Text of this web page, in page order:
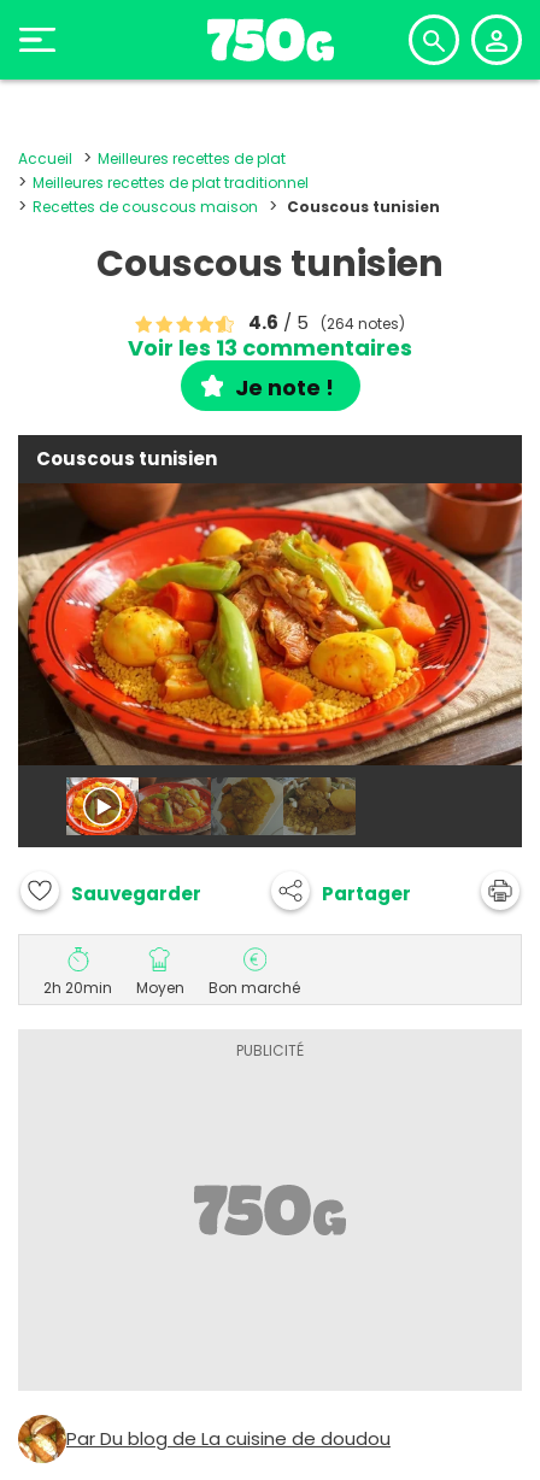
Accueil
Meilleures recettes de plat
Meilleures recettes de plat traditionnel
Recettes de couscous maison
Couscous tunisien
Couscous tunisien
4.6 / 5 (264 notes)
Voir les 13 commentaires
Je note !
Couscous tunisien
Sauvegarder Partager
2h 20min Moyen Bon marché
Par Du blog de La cuisine de doudou